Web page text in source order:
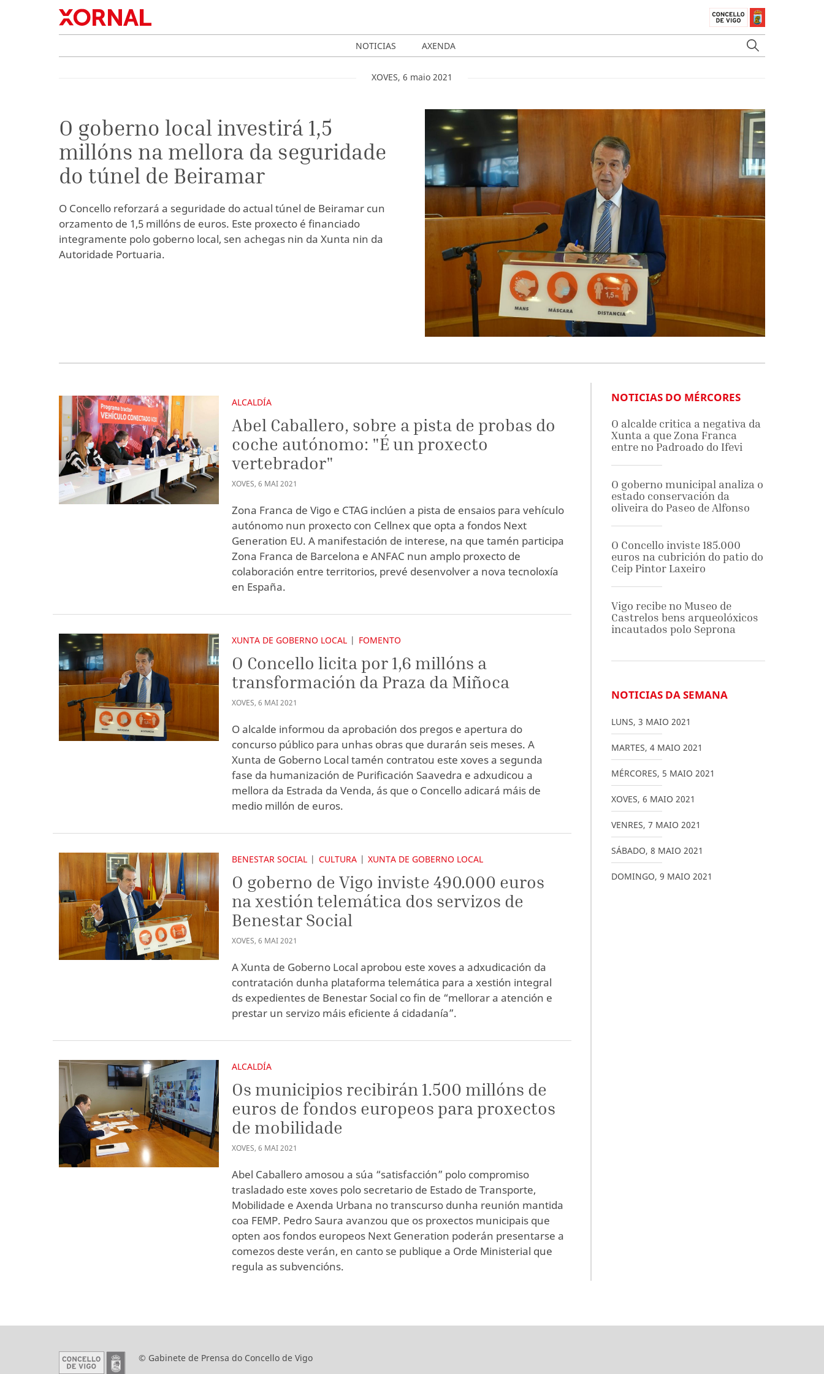
NOTICIAS AXENDA
XOVES, 6 maio 2021
O goberno local investirá 1,5
millóns na mellora da seguridade
do túnel de Beiramar
O Concello reforzará a seguridade do actual túnel de Beiramar cun
orzamento de 1,5 millóns de euros. Este proxecto é financiado
integramente polo goberno local, sen achegas nin da Xunta nin da
Autoridade Portuaria.
ALCALDÍA
Abel Caballero, sobre a pista de probas do
coche autónomo: "É un proxecto
vertebrador"
XOVES,6 MAI2021
Zona Franca de Vigo e CTAG inclúen a pista de ensaios para vehículo
autónomo nun proxecto con Cellnex que opta a fondos Next
Generation EU. A manifestación de interese, na que tamén participa
Zona Franca de Barcelona e ANFAC nun amplo proxecto de
colaboración entre territorios, prevé desenvolver a nova tecnoloxía
en España.
XUNTA DE GOBERNO LOCAL FOMENTO
O Concello licita por 1,6 millóns a
transformación da Praza da Miñoca
XOVES,6 MAI2021
O alcalde informou da aprobación dos pregos e apertura do
concurso público para unhas obras que durarán seis meses. A
Xunta de Goberno Local tamén contratou este xoves a segunda
fase da humanización de Purificación Saavedra e adxudicou a
mellora da Estrada da Venda, ás que o Concello adicará máis de
medio millón de euros.
BENESTAR SOCIAL CULTURA XUNTA DE GOBERNO LOCAL
O goberno de Vigo inviste 490.000 euros
na xestión telemática dos servizos de
Benestar Social
XOVES,6 MAI2021
A Xunta de Goberno Local aprobou este xoves a adxudicación da
contratación dunha plataforma telemática para a xestión integral
ds expedientes de Benestar Social co fin de “mellorar a atención e
prestar un servizo máis eficiente á cidadanía”.
ALCALDÍA
Os municipios recibirán 1.500 millóns de
euros de fondos europeos para proxectos
de mobilidade
XOVES,6 MAI2021
Abel Caballero amosou a súa “satisfacción” polo compromiso
trasladado este xoves polo secretario de Estado de Transporte,
Mobilidade e Axenda Urbana no transcurso dunha reunión mantida
coa FEMP. Pedro Saura avanzou que os proxectos municipais que
opten aos fondos europeos Next Generation poderán presentarse a
comezos deste verán, en canto se publique a Orde Ministerial que
regula as subvencións.
NOTICIAS DO MÉRCORES
O alcalde critica a negativa da
Xunta a que Zona Franca
entre no Padroado do Ifevi
O goberno municipal analiza o
estado conservación da
oliveira do Paseo de Alfonso
O Concello inviste 185.000
euros na cubrición do patio do
Ceip Pintor Laxeiro
Vigo recibe no Museo de
Castrelos bens arqueolóxicos
incautados polo Seprona
NOTICIAS DA SEMANA
LUNS, 3 MAIO 2021
MARTES, 4 MAIO 2021
MÉRCORES, 5 MAIO 2021
XOVES, 6 MAIO 2021
VENRES, 7 MAIO 2021
SÁBADO, 8 MAIO 2021
DOMINGO, 9 MAIO 2021
© Gabinete de Prensa do Concello de Vigo